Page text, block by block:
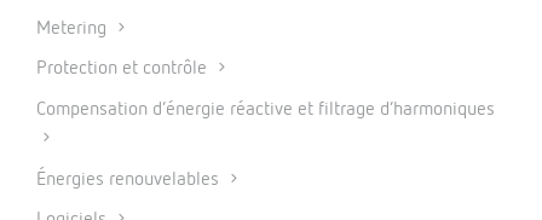
Metering
Protection et contrôle
Compensation d’énergie réactive et filtrage d’harmoniques
Énergies renouvelables